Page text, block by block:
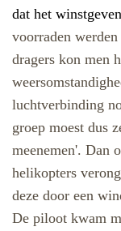
dat het
voorraden
dragers kon men
luchtverbinding
groep moest dus
meenemen'. Dan
helikopters
deze door een
De piloot kwam